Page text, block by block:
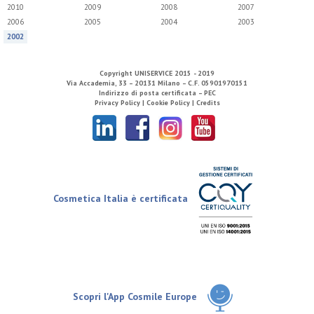
2010
2009 2008
2007
2006
2005 2004
2003
2002
Copyright UNISERVICE 2015 - 2019
Via Accademia, 33 – 20131 Milano – C.F. 05901970151
Indirizzo di posta certificata – PEC
Privacy Policy | Cookie Policy | Credits
Cosmetica Italia è certificata
Scopri l'App Cosmile Europe